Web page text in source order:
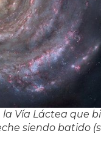
Vía Láctea que
siendo batido